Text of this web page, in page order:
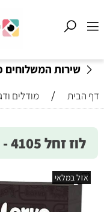
שירות המשלוחים
דף הבית / מודלים
לוז זחל 4105 - Loz
אזל במלאי